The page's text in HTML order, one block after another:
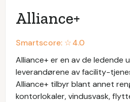
Alliance+
Smartscore: ☆4.0
Alliance+ er en av de ledende
leverandørene av facility-
Alliance+ tilbyr blant annet
kontorlokaler, vindusvask,